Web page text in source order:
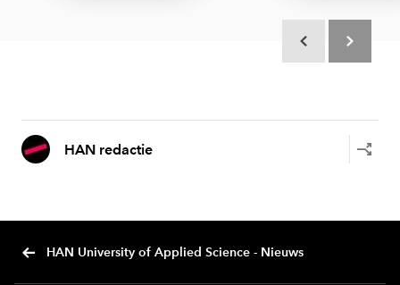
HAN redactie
HAN University of Applied Science - Nieuws